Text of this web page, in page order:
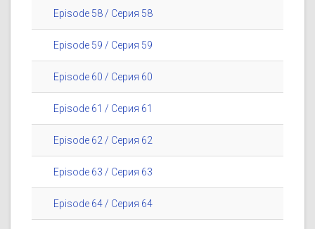
Episode 58 / Серия 58
Episode 59 / Серия 59
Episode 60 / Серия 60
Episode 61 / Серия 61
Episode 62 / Серия 62
Episode 63 / Серия 63
Episode 64 / Серия 64